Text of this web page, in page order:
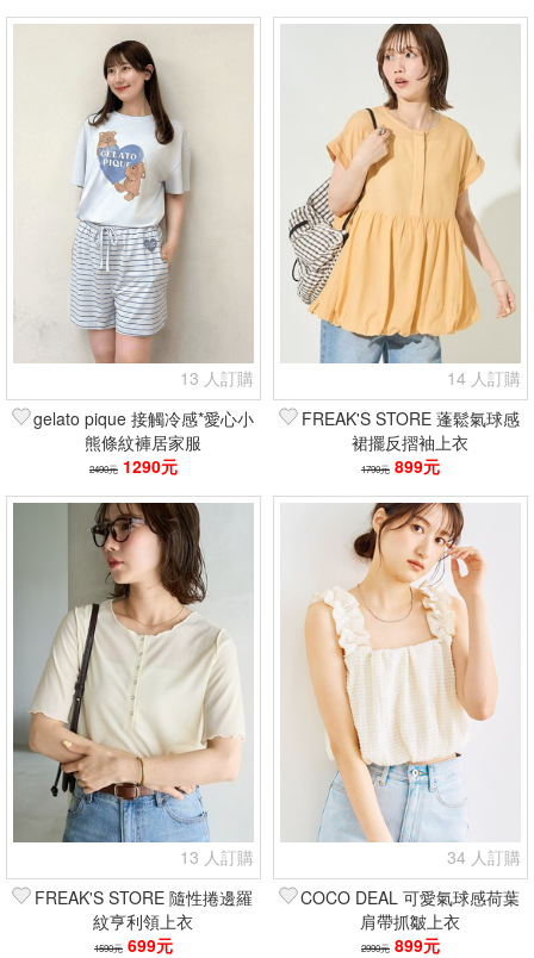
13 人訂購
gelato pique 接觸冷感*愛心小
熊條紋褲居家服
2490元 1290元
14 人訂購
FREAK'S STORE 蓬鬆氣球感
裙擺反摺袖上衣
1790元 899元
13 人訂購
FREAK'S STORE 隨性捲邊羅
紋亨利領上衣
1590元 699元
34 人訂購
COCO DEAL 可愛氣球感荷葉
肩帶抓皺上衣
2990元 899元